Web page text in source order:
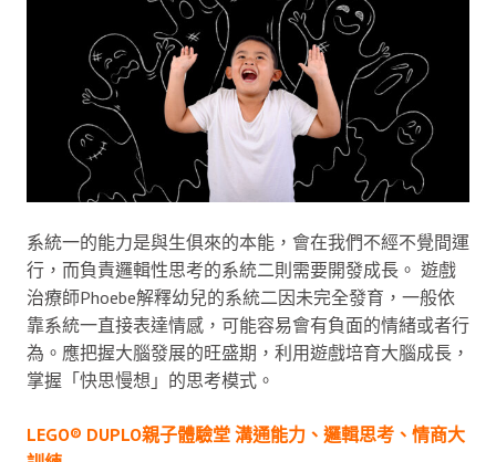
系統一的能力是與生俱來的本能，會在我們不經不覺間運
行，而負責邏輯性思考的系統二則需要開發成長。 遊戲
治療師Phoebe解釋幼兒的系統二因未完全發育，一般依
靠系統一直接表達情感，可能容易會有負面的情緒或者行
為。應把握大腦發展的旺盛期，利用遊戲培育大腦成長，
掌握「快思慢想」的思考模式。
LEGO® DUPLO親子體驗堂 溝通能力、邏輯思考、情商大